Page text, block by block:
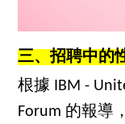
三、招聘中的
根據 IBM -
Forum 的報導